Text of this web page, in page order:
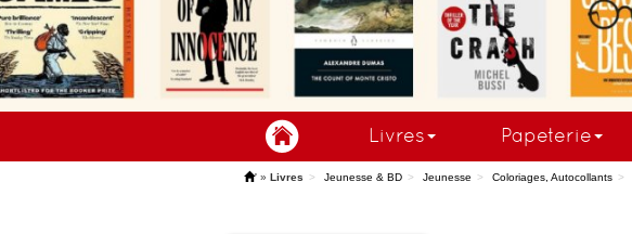
Livres Papeterie
'» Livres Jeunesse & BD Jeunesse Coloriages, Autocollants